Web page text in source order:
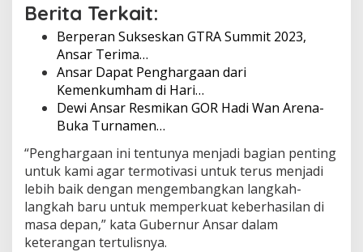
Berita Terkait:
Berperan Sukseskan GTRA Summit 2023,
Ansar Terima…
Ansar Dapat Penghargaan dari
Kemenkumham di Hari…
Dewi Ansar Resmikan GOR Hadi Wan Arena-
Buka Turnamen…
“Penghargaan ini tentunya menjadi bagian penting
untuk kami agar termotivasi untuk terus menjadi
lebih baik dengan mengembangkan langkah-
langkah baru untuk memperkuat keberhasilan di
masa depan,” kata Gubernur Ansar dalam
keterangan tertulisnya.